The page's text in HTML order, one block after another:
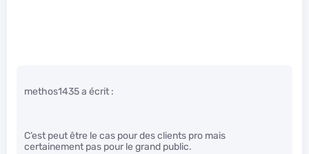
methos1435 a écrit :
C’est peut être le cas pour des clients pro mais
certainement pas pour le grand public.